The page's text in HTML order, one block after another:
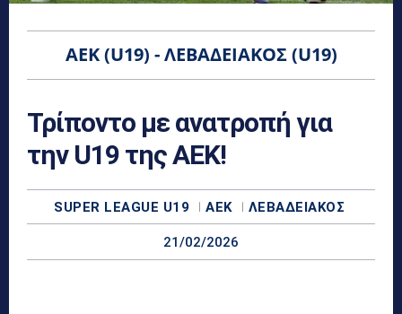
ΑΕΚ (U19) - ΛΕΒΑΔΕΙΑΚΌΣ (U19)
Τρίποντο με ανατροπή για
την U19 της ΑΕΚ!
SUPER LEAGUE U19 ΑΕΚ ΛΕΒΑΔΕΙΑΚΌΣ
21/02/2026